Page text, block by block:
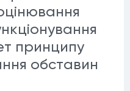
принципу
обставин